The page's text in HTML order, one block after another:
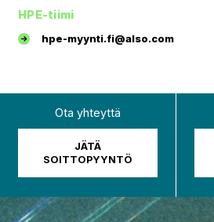
HPE-tiimi
hpe-myynti.fi@also.com
Ota yhteyttä
JÄTÄ
SOITTOPYYNTÖ